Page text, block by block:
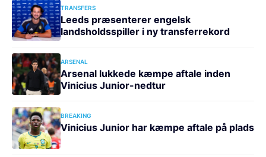
TRANSFERS
Leeds præsenterer engelsk
landsholdsspiller i ny transferrekord
ARSENAL
Arsenal lukkede kæmpe aftale inden
Vinicius Junior-nedtur
BREAKING
Vinicius Junior har kæmpe aftale på plads